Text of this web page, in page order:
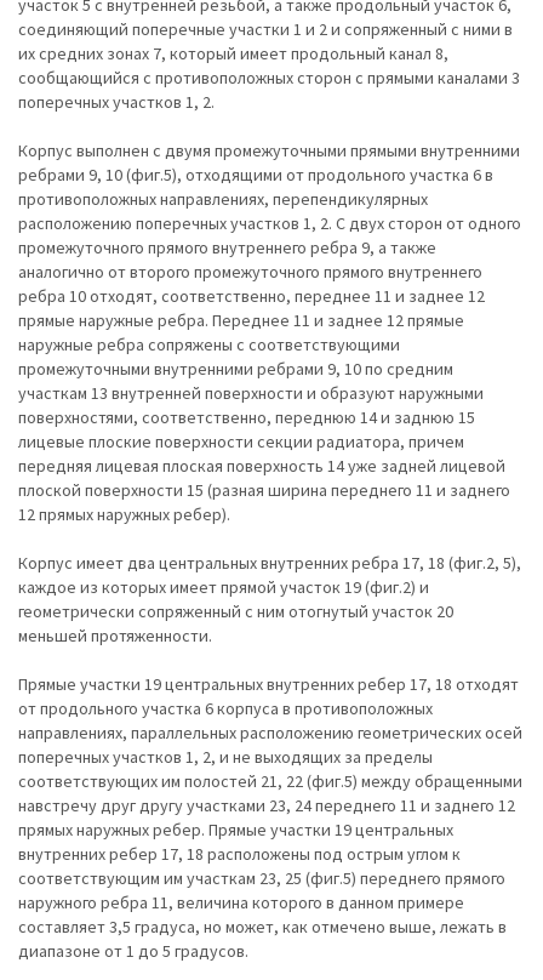
участок 5 с внутренней резьбой, а также продольный участок 6,
соединяющий поперечные участки 1 и 2 и сопряженный с ними в
их средних зонах 7, который имеет продольный канал 8,
сообщающийся с противоположных сторон с прямыми каналами 3
поперечных участков 1, 2.
Корпус выполнен с двумя промежуточными прямыми внутренними
ребрами 9, 10 (фиг.5), отходящими от продольного участка 6 в
противоположных направлениях, перепендикулярных
расположению поперечных участков 1, 2. С двух сторон от одного
промежуточного прямого внутреннего ребра 9, а также
аналогично от второго промежуточного прямого внутреннего
ребра 10 отходят, соответственно, переднее 11 и заднее 12
прямые наружные ребра. Переднее 11 и заднее 12 прямые
наружные ребра сопряжены с соответствующими
промежуточными внутренними ребрами 9, 10 по средним
участкам 13 внутренней поверхности и образуют наружными
поверхностями, соответственно, переднюю 14 и заднюю 15
лицевые плоские поверхности секции радиатора, причем
передняя лицевая плоская поверхность 14 уже задней лицевой
плоской поверхности 15 (разная ширина переднего 11 и заднего
12 прямых наружных ребер).
Корпус имеет два центральных внутренних ребра 17, 18 (фиг.2, 5),
каждое из которых имеет прямой участок 19 (фиг.2) и
геометрически сопряженный с ним отогнутый участок 20
меньшей протяженности.
Прямые участки 19 центральных внутренних ребер 17, 18 отходят
от продольного участка 6 корпуса в противоположных
направлениях, параллельных расположению геометрических осей
поперечных участков 1, 2, и не выходящих за пределы
соответствующих им полостей 21, 22 (фиг.5) между обращенными
навстречу друг другу участками 23, 24 переднего 11 и заднего 12
прямых наружных ребер. Прямые участки 19 центральных
внутренних ребер 17, 18 расположены под острым углом к
соответствующим им участкам 23, 25 (фиг.5) переднего прямого
наружного ребра 11, величина которого в данном примере
составляет 3,5 градуса, но может, как отмечено выше, лежать в
диапазоне от 1 до 5 градусов.